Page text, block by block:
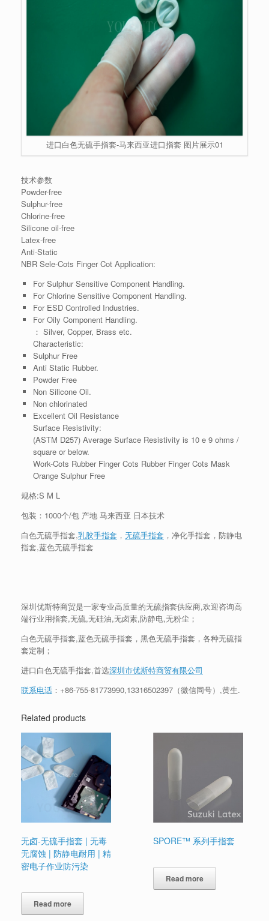
进口白色无硫手指套-马来西亚进口指套 图片展示01
技术参数
Powder-free
Sulphur-free
Chlorine-free
Silicone oil-free
Latex-free
Anti-Static
NBR Sele-Cots Finger Cot Application:
For Sulphur Sensitive Component Handling.
For Chlorine Sensitive Component Handling.
For ESD Controlled Industries.
For Oily Component Handling.
： Silver, Copper, Brass etc.
Characteristic:
Sulphur Free
Anti Static Rubber.
Powder Free
Non Silicone Oil.
Non chlorinated
Excellent Oil Resistance
Surface Resistivity:
(ASTM D257) Average Surface Resistivity is 10 e 9 ohms /
square or below.
Work-Cots Rubber Finger Cots Rubber Finger Cots Mask
Orange Sulphur Free
规格:S M L
包装：1000个/包 产地 马来西亚 日本技术
白色无硫手指套,乳胶手指套 ， 无硫手指套 ，净化手指套，防静电
指套,蓝色无硫手指套
深圳优斯特商贸是一家专业高质量的无硫指套供应商,欢迎咨询高
端行业用指套,无硫,无硅油,无卤素,防静电,无粉尘；
白色无硫手指套,蓝色无硫手指套，黑色无硫手指套，各种无硫指
套定制；
进口白色无硫手指套,首选深圳市优斯特商贸有限公司
联系电话 ：+86-755-81773990,13316502397（微信同号）,黄生.
Related products
无卤-无硫手指套 | 无毒
无腐蚀 | 防静电耐用 | 精
密电子作业防污染
Read more
SPORE™ 系列手指套
Read more